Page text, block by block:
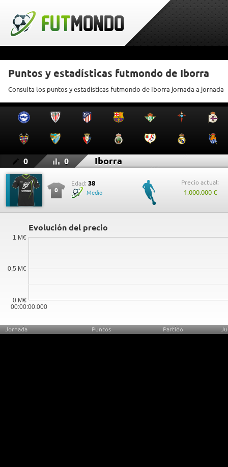
Puntos y estadísticas futmondo de Iborra
Consulta los puntos y estadísticas futmondo de Iborra jornada a jornada
0 0 Iborra
0
Edad: 38
Medio
Precio actual:
1.000.000 €
Evolución del precio
00:00:00.000
0 M€
0,5 M€
1 M€
Jornada Puntos Partido